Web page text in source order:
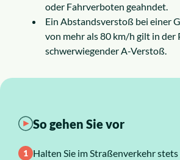
News
oder Fahrverboten geahndet.
Ein Abstandsverstoß bei einer
von mehr als 80 km/h gilt in der
schwerwiegender A-Verstoß.
So gehen Sie vor
Halten Sie im Straßenverkehr stets